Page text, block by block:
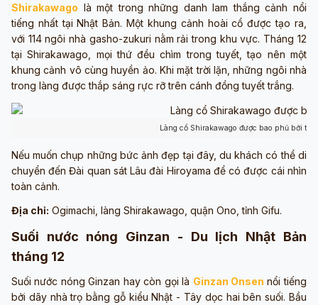
Shirakawago là một trong những danh lam thắng cảnh nổi
tiếng nhất tại Nhật Bản. Một khung cảnh hoài cổ được tạo ra,
với 114 ngôi nhà gasho-zukuri nằm rải trong khu vực. Tháng 12
tại Shirakawago, mọi thứ đều chìm trong tuyết, tạo nên một
khung cảnh vô cùng huyền ảo. Khi mặt trời lặn, những ngôi nhà
trong làng được thắp sáng rực rỡ trên cánh đồng tuyết trắng.
Làng cổ Shirakawago được bao phủ bởi
Nếu muốn chụp những bức ảnh đẹp tại đây, du khách có thể di
chuyển đến Đài quan sát Lâu đài Hiroyama để có được cái nhìn
toàn cảnh.
Địa chỉ: Ogimachi, làng Shirakawago, quận Ono, tỉnh Gifu.
Suối nước nóng Ginzan - Du lịch Nhật Bản
tháng 12
Suối nước nóng Ginzan hay còn gọi là Ginzan Onsen nổi tiếng
bởi dãy nhà trọ bằng gỗ kiểu Nhật - Tây dọc hai bên suối. Bầu